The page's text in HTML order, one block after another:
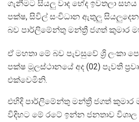
ගැනීමට සියලු වාද භේද ඉවතලා සහය
පක්ෂ, සිවිල් සංවිධාන ඇතුලු
බව පාර්ලිමේන්තු මන්ත්‍රී ජගත් කුමාර
ඒ මහතා මේ බව පැවසුවේ ශ්‍රි ලංකා
පක්ෂ මූලස්ථානයේ අද (02) පැවති
එක්වෙමිනි.
එහිදි පාර්ලිමේන්තු මන්ත්‍රී ජගත් කුමාර
විදිහට මේ රටේ ඉන්න ජනතාව